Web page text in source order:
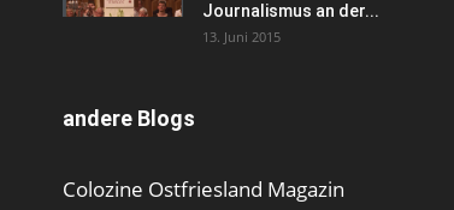
Journalismus an der...
13. Juni 2015
andere Blogs
Colozine Ostfriesland Magazin